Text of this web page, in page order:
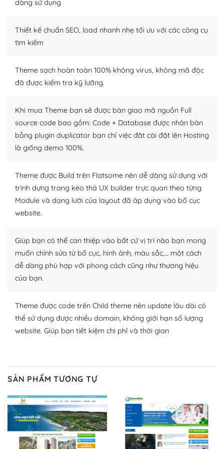
WordPress là nơi lưu trữ cho một diễn đàn cộng đồng
người cuồng tín WordPress.
Nếu bạn gặp khó khăn, bạn có thể lên mạng và tìm
lời, giải đáp vấn đề của bạn.
Cộng đồng sử dụng WordPress sẵn sàng hỗ trợ bạn
– Đa dạng plugin và themes
Plugin mở rộng là thành phần cài đặt thêm vào
WordPress để tăng thêm các tính năng cần thiết. Có
nhiều plugin trả phí hoặc miễn phí.
Nhờ lượng người dùng đông đảo, thư viện themes và
thích chọn lựa plugin và themes phù hợp cho mục đích
lập website của mình.
WordPress đa dạng plugin và themes
Với mọi Hosting bất kỳ thì WordPress đều có thể dễ
dàng thiết lập vì thực tế nó đã cung cấp khoảng 60%
trang web WordPress của bạn.
Dễ dàng lựa chọn Hosting cho website WordPress
– Bảo mật cực tốt
Vì WordPress hiện là nền tảng xây dựng trang web và
dàng sử dụng
Thiết kế chuẩn SEO, load nhanh nhẹ tối ưu với các công cụ
tìm kiếm
Theme sạch hoàn toàn 100% không virus, không mã độc
đã được kiểm tra kỹ lưỡng.
Khi mua Theme bạn sẽ được bàn giao mã nguồn Full
source code bao gồm: Code + Database được nhân bản
bằng plugin duplicator bạn chỉ việc đăt cài đặt lên Hosting
là giống demo 100%.
Theme được Build trên Flatsome nên dễ dàng sử dụng với
trình dựng trang kéo thả UX builder trực quan theo từng
Module và dạng lưới của layout đã áp dụng vào bố cục
website.
Giúp bạn có thể can thiệp vào bất cứ vị trí nào bạn mong
muốn chỉnh sửa từ bố cục, hình ảnh, màu sắc,… một cách
dễ dàng phù hợp với phong cách cũng như thương hiệu
của bạn.
Theme được code trên Child theme nên update lâu dài có
thể sử dụng được nhiều domain, không giới hạn số lượng
website. Giúp bạn tiết kiệm chi phí và thời gian
SẢN PHẨM TƯƠNG TỰ